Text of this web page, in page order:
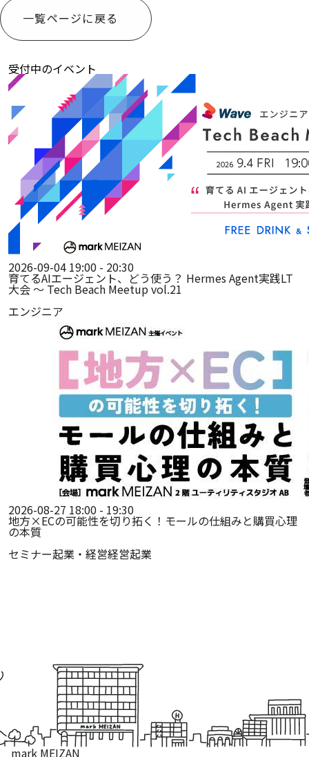
一覧ページに戻る
受付中のイベント
2026-09-04 19:00 - 20:30
育てるAIエージェント、どう使う？ Hermes Agent実践LT
大会 ～ Tech Beach Meetup vol.21
エンジニア
2026-08-27 18:00 - 19:30
地方×ECの可能性を切り拓く！モールの仕組みと購買心理
の本質
セミナー起業・経営経営起業
mark MEIZAN